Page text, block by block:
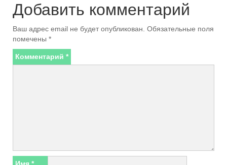
Добавить комментарий
Ваш адрес email не будет опубликован. Обязательные поля
помечены *
Комментарий *